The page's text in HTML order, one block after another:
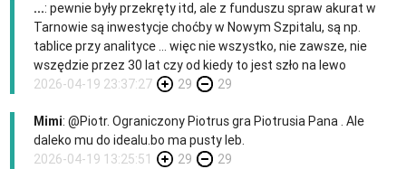
...: pewnie były przekręty itd, ale z funduszu spraw akurat w
Tarnowie są inwestycje choćby w Nowym Szpitalu, są np.
tablice przy analityce ... więc nie wszystko, nie zawsze, nie
wszędzie przez 30 lat czy od kiedy to jest szło na lewo
2026-04-19 23:37:27
29 29
Mimi: @Piotr. Ograniczony Piotrus gra Piotrusia Pana . Ale
daleko mu do idealu.bo ma pusty leb.
2026-04-19 13:25:51
29 29